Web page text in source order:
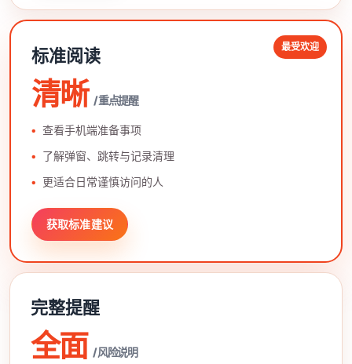
最受欢迎
标准阅读
清晰 / 重点提醒
查看手机端准备事项
了解弹窗、跳转与记录清理
更适合日常谨慎访问的人
获取标准建议
完整提醒
全面 / 风险说明